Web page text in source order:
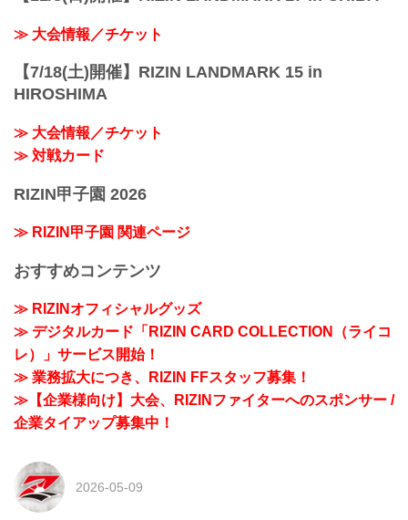
≫ 大会情報／チケット
【7/18(土)開催】RIZIN LANDMARK 15 in
HIROSHIMA
≫ 大会情報／チケット
≫ 対戦カード
RIZIN甲子園 2026
≫ RIZIN甲子園 関連ページ
おすすめコンテンツ
≫ RIZINオフィシャルグッズ
≫ デジタルカード「RIZIN CARD COLLECTION（ライコ
レ）」サービス開始！
≫ 業務拡大につき、RIZIN FFスタッフ募集！
≫【企業様向け】大会、RIZINファイターへのスポンサー /
企業タイアップ募集中！
2026-05-09